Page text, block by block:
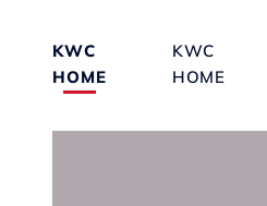
KWC
HOME
KWC
HOME